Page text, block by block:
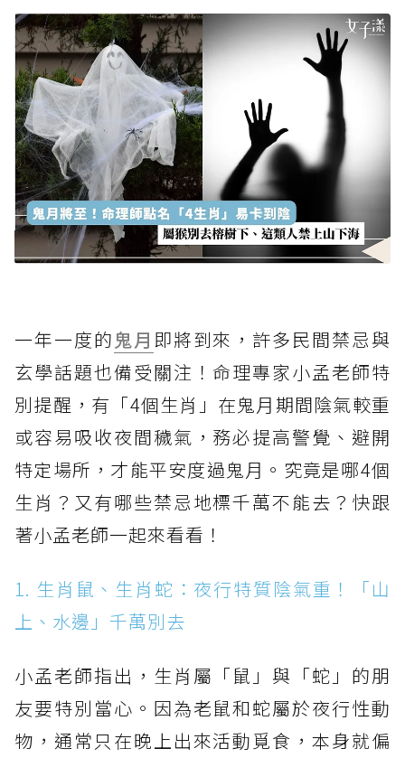
一年一度的 鬼月 即將到來，許多民間禁忌與
玄學話題也備受關注！命理專家小孟老師特
別提醒，有「4個生肖」在鬼月期間陰氣較重
或容易吸收夜間穢氣，務必提高警覺、避開
特定場所，才能平安度過鬼月。究竟是哪4個
生肖？又有哪些禁忌地標千萬不能去？快跟
著小孟老師一起來看看！
1. 生肖鼠、生肖蛇：夜行特質陰氣重！「山
上、水邊」千萬別去
小孟老師指出，生肖屬「鼠」與「蛇」的朋
友要特別當心。因為老鼠和蛇屬於夜行性動
物，通常只在晚上出來活動覓食，本身就偏